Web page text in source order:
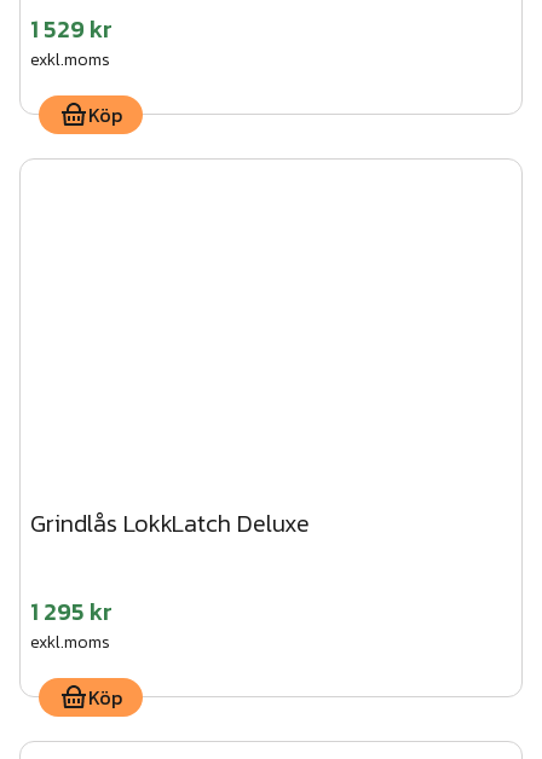
1 529 kr
exkl.moms
Köp
Grindlås LokkLatch Deluxe
1 295 kr
exkl.moms
Köp